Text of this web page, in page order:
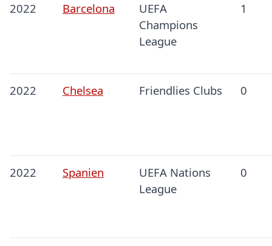
2022 Barcelona
UEFA
Champions
League
1
2022 Chelsea Friendlies Clubs 0
2022 Spanien
UEFA Nations
League
0